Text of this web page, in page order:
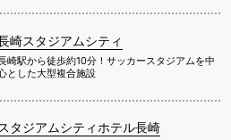
崎スタジアムシティ
崎駅から徒歩約10分！サッカースタジアムを中
とした大型複合施設
スタジアムシティホテル長崎